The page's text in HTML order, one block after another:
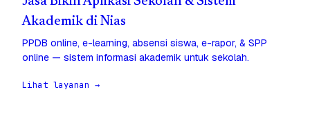
Akademik di Nias
PPDB online, e-learning, absensi siswa, e-rapor, & SPP
online — sistem informasi akademik untuk sekolah.
Lihat layanan →